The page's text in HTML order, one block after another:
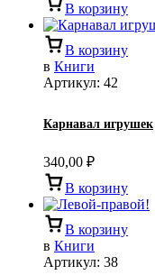
В корзину
В корзину
в Книги
Артикул: 42
Карнавал игрушек
340,00 ₽
В корзину
В корзину
в Книги
Артикул: 38